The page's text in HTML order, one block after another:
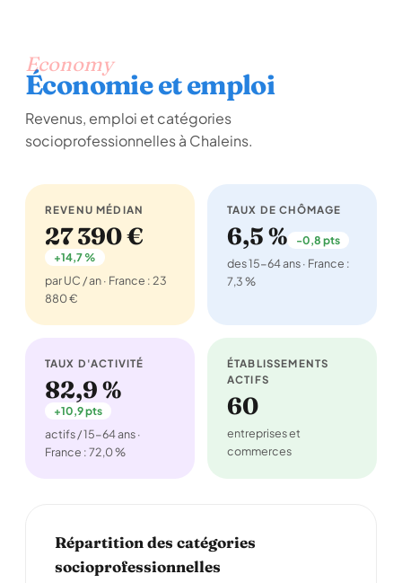
Economy
Économie et emploi
Revenus, emploi et catégories
socioprofessionnelles à Chaleins.
REVENU MÉDIAN
27 390 €
+14,7 %
par UC / an · France : 23
880 €
TAUX DE CHÔMAGE
6,5 % -0,8 pts
des 15-64 ans · France :
7,3 %
TAUX D'ACTIVITÉ
82,9 %
+10,9 pts
actifs / 15-64 ans ·
France : 72,0 %
ÉTABLISSEMENTS
ACTIFS
60
entreprises et
commerces
Répartition des catégories
socioprofessionnelles